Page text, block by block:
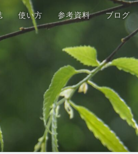
使い方 参考資料 ブログ